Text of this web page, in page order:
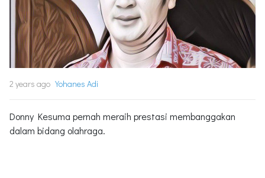
2 years ago Yohanes Adi
Donny Kesuma pernah meraih prestasi membanggakan
dalam bidang olahraga.